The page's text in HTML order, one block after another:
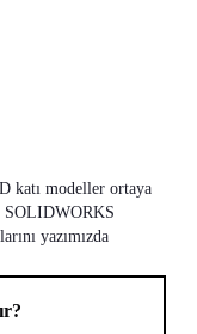
katı modeller ortaya
SOLIDWORKS
yazımızda